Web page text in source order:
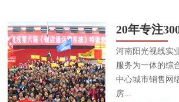
20年专注
河南阳光视线实
服务为一体的综
中心城市销售网
房...